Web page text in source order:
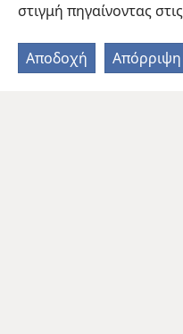
στιγμή πηγαίνοντας στις
Αποδοχή Απόρριψη